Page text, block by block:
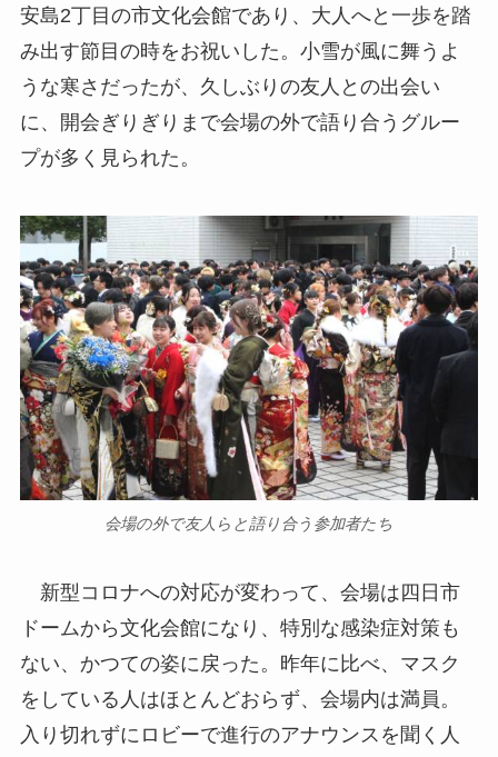
安島2丁目の市文化会館であり、大人へと一歩を踏
み出す節目の時をお祝いした。小雪が風に舞うよ
うな寒さだったが、久しぶりの友人との出会い
に、開会ぎりぎりまで会場の外で語り合うグルー
プが多く見られた。
会場の外で友人らと語り合う参加者たち
新型コロナへの対応が変わって、会場は四日市
ドームから文化会館になり、特別な感染症対策も
ない、かつての姿に戻った。昨年に比べ、マスク
をしている人はほとんどおらず、会場内は満員。
入り切れずにロビーで進行のアナウンスを聞く人